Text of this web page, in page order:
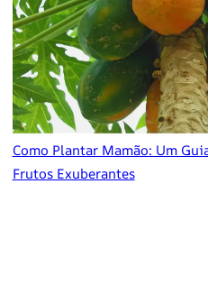
Como Plantar Mamão: Um
Frutos Exuberantes